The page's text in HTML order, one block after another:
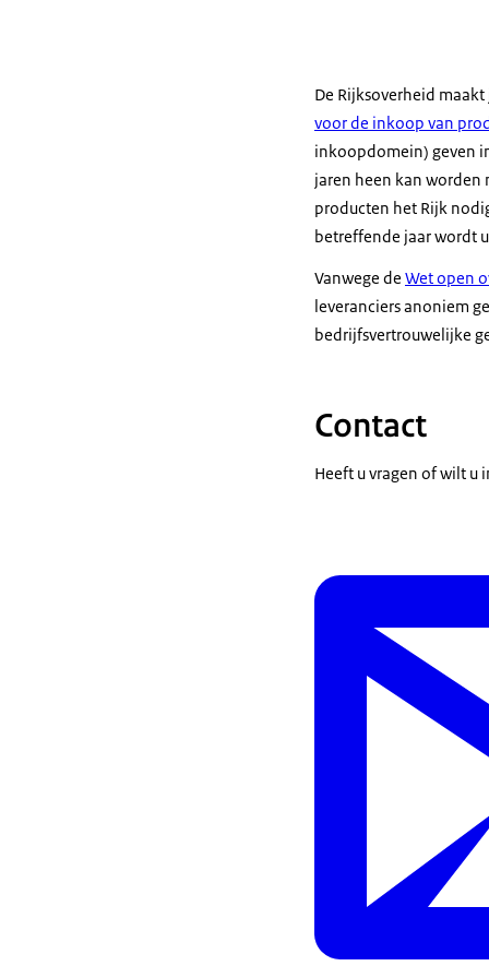
De Rijksoverheid
voor de inkoop van
inkoopdomein) geven
jaren heen kan worden
producten het Rijk
betreffende jaar wordt
Vanwege de Wet open
leveranciers anoniem
bedrijfsvertrouwelijke
Contact
Heeft u vragen of wilt u